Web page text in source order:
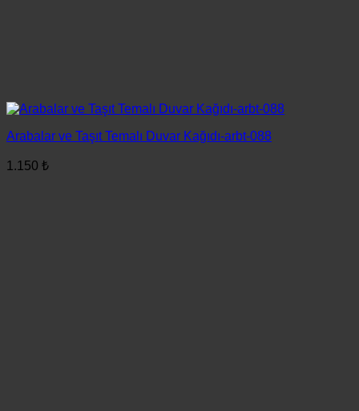
Arabalar ve Taşıt Temalı Duvar Kağıdı-arbt-088
1.150 ₺